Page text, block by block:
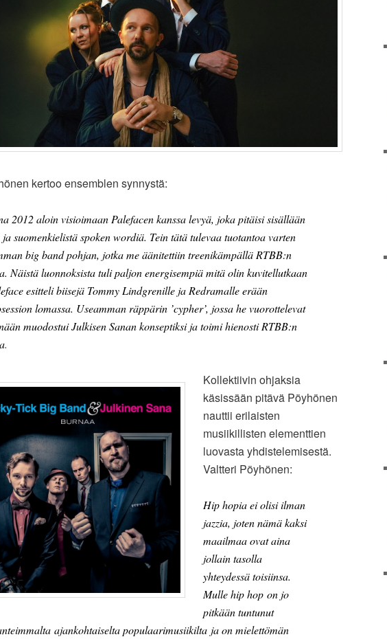
kertoo ensemblen synnystä:
2012 aloin visioimaan Palefacen kanssa levyä, joka pitäisi sisällään
ja suomenkielistä spoken wordiä. Tein tätä tulevaa tuotantoa varten
big band pohjan, jotka me äänitettiin treenikämpällä RTBB:n
Näistä luonnoksista tuli paljon energisempiä mitä olin kuvitellutkaan
esitteli biisejä Tommy Lindgrenille ja Redramalle erään
lomassa. Useamman räppärin ’cypher’, jossa he vuorottelevat
muodostui Julkisen Sanan konseptiksi ja toimi hienosti RTBB:n
.
Kollektiivin ohjaksia
käsissään pitävä Pöyhönen
nauttii erilaisten
musiikillisten elementtien
luovasta yhdistelemisestä.
Valtteri Pöyhönen:
Hip hopia ei olisi ilman
jazzia, joten nämä kaksi
maailmaa ovat aina
jollain tasolla
yhteydessä toisiinsa.
Mulle hip hop on jo
pitkään tuntunut
ajankohtaiselta populaarimusiikilta ja on mielettömän